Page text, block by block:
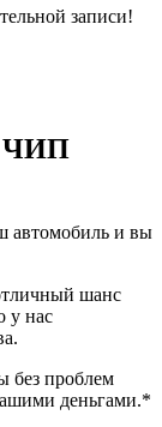
записи!
автомобиль и вы
шанс
у нас
без проблем
деньгами.*